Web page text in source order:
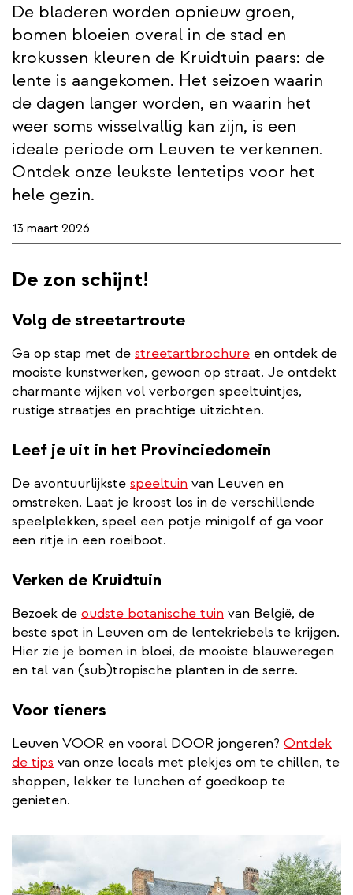
De bladeren worden opnieuw groen,
bomen bloeien overal in de stad en
krokussen kleuren de Kruidtuin paars: de
lente is aangekomen. Het seizoen waarin
de dagen langer worden, en waarin het
weer soms wisselvallig kan zijn, is een
ideale periode om Leuven te verkennen.
Ontdek onze leukste lentetips voor het
hele gezin.
13 maart 2026
De zon schijnt!
Volg de streetartroute
Ga op stap met de streetartbrochure en ontdek de
mooiste kunstwerken, gewoon op straat. Je ontdekt
charmante wijken vol verborgen speeltuintjes,
rustige straatjes en prachtige uitzichten.
Leef je uit in het Provinciedomein
De avontuurlijkste speeltuin van Leuven en
omstreken. Laat je kroost los in de verschillende
speelplekken, speel een potje minigolf of ga voor
een ritje in een roeiboot.
Verken de Kruidtuin
Bezoek de oudste botanische tuin van België, de
beste spot in Leuven om de lentekriebels te krijgen.
Hier zie je bomen in bloei, de mooiste blauweregen
en tal van (sub)tropische planten in de serre.
Voor tieners
Leuven VOOR en vooral DOOR jongeren? Ontdek
de tips van onze locals met plekjes om te chillen, te
shoppen, lekker te lunchen of goedkoop te
genieten.